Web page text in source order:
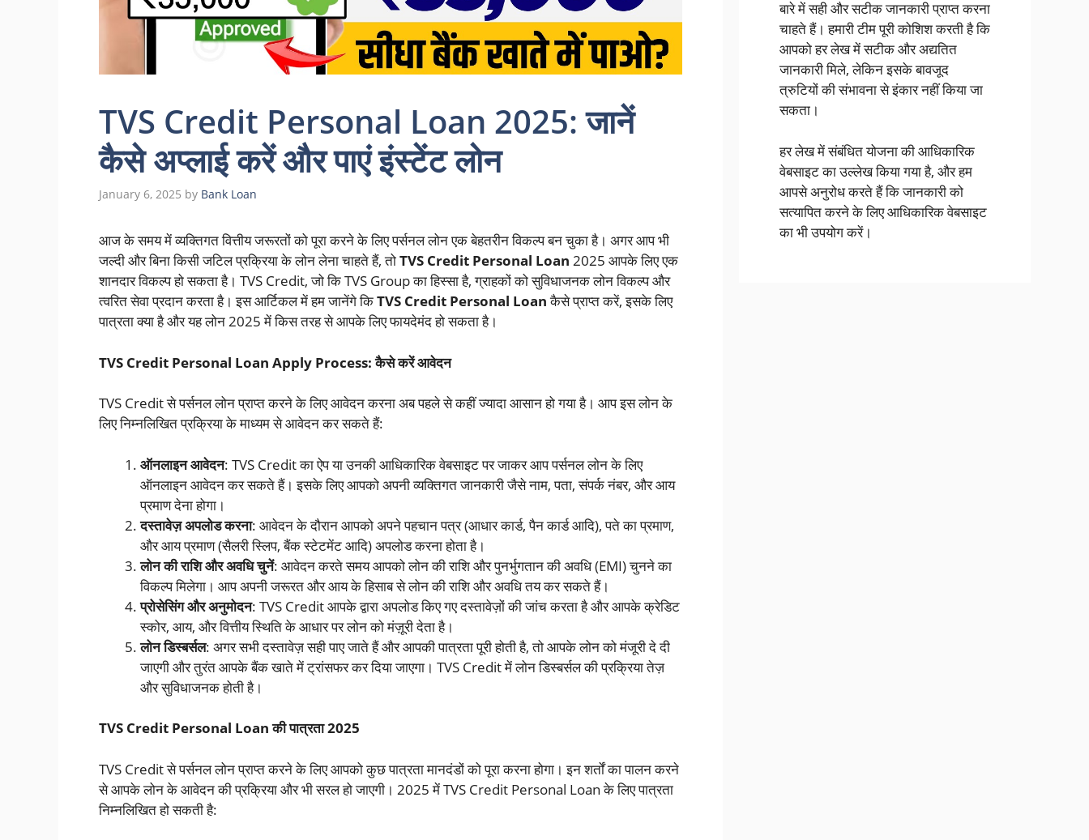
TVS Credit Personal Loan 2025: जानें
कैसे अप्लाई करें और पाएं इंस्टेंट लोन
January 6, 2025 by Bank Loan
आज के समय में व्यक्तिगत वित्तीय जरूरतों को पूरा करने के लिए पर्सनल लोन एक बेहतरीन विकल्प बन चुका है। अगर आप भी
जल्दी और बिना किसी जटिल प्रक्रिया के लोन लेना चाहते हैं, तोTVS Credit Personal Loan 2025 आपके लिए एक
शानदार विकल्प हो सकता है। TVS Credit, जो कि TVS Group का हिस्सा है, ग्राहकों को सुविधाजनक लोन विकल्प और
त्वरित सेवा प्रदान करता है। इस आर्टिकल में हम जानेंगे किTVS Credit Personal Loanकैसे प्राप्त करें, इसके लिए
पात्रता क्या है और यह लोन 2025 में किस तरह से आपके लिए फायदेमंद हो सकता है।
TVS Credit Personal Loan Apply Process: कैसे करें आवेदन
TVS Credit से पर्सनल लोन प्राप्त करने के लिए आवेदन करना अब पहले से कहीं ज्यादा आसान हो गया है। आप इस लोन के
लिए निम्नलिखित प्रक्रिया के माध्यम से आवेदन कर सकते हैं:
ऑनलाइन आवेदन: TVS Credit का ऐप या उनकी आधिकारिक वेबसाइट पर जाकर आप पर्सनल लोन के लिए
ऑनलाइन आवेदन कर सकते हैं। इसके लिए आपको अपनी व्यक्तिगत जानकारी जैसे नाम, पता, संपर्क नंबर, और आय
प्रमाण देना होगा।
दस्तावेज़ अपलोड करना: आवेदन के दौरान आपको अपने पहचान पत्र (आधार कार्ड, पैन कार्ड आदि), पते का प्रमाण,
और आय प्रमाण (सैलरी स्लिप, बैंक स्टेटमेंट आदि) अपलोड करना होता है।
लोन की राशि और अवधि चुनें: आवेदन करते समय आपको लोन की राशि और पुनर्भुगतान की अवधि (EMI) चुनने का
विकल्प मिलेगा। आप अपनी जरूरत और आय के हिसाब से लोन की राशि और अवधि तय कर सकते हैं।
प्रोसेसिंग और अनुमोदन: TVS Credit आपके द्वारा अपलोड किए गए दस्तावेज़ों की जांच करता है और आपके क्रेडिट
स्कोर, आय, और वित्तीय स्थिति के आधार पर लोन को मंज़ूरी देता है।
लोन डिस्बर्सल: अगर सभी दस्तावेज़ सही पाए जाते हैं और आपकी पात्रता पूरी होती है, तो आपके लोन को मंजूरी दे दी
जाएगी और तुरंत आपके बैंक खाते में ट्रांसफर कर दिया जाएगा। TVS Credit में लोन डिस्बर्सल की प्रक्रिया तेज़
और सुविधाजनक होती है।
TVS Credit Personal Loan की पात्रता 2025
TVS Credit से पर्सनल लोन प्राप्त करने के लिए आपको कुछ पात्रता मानदंडों को पूरा करना होगा। इन शर्तों का पालन करने
से आपके लोन के आवेदन की प्रक्रिया और भी सरल हो जाएगी। 2025 में TVS Credit Personal Loan के लिए पात्रता
निम्नलिखित हो सकती है:
बारे में सही और सटीक जानकारी प्राप्त करना
चाहते हैं। हमारी टीम पूरी कोशिश करती है कि
आपको हर लेख में सटीक और अद्यतित
जानकारी मिले, लेकिन इसके बावजूद
त्रुटियों की संभावना से इंकार नहीं किया जा
सकता।
हर लेख में संबंधित योजना की आधिकारिक
वेबसाइट का उल्लेख किया गया है, और हम
आपसे अनुरोध करते हैं कि जानकारी को
सत्यापित करने के लिए आधिकारिक वेबसाइट
का भी उपयोग करें।